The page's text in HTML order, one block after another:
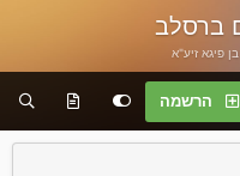
ברסלב
פיגא זיע"א
הרשמה